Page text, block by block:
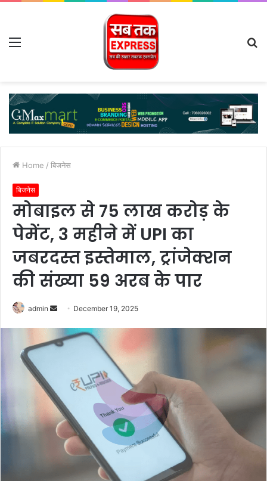
Menu
Home / बिजनेस
बिजनेस
मोबाइल से 75 लाख करोड़ के
पेमेंट, 3 महीने में UPI का
जबरदस्त इस्तेमाल, ट्रांजेक्शन
की संख्या 59 अरब के पार
admin
Send
email
December 19, 2025